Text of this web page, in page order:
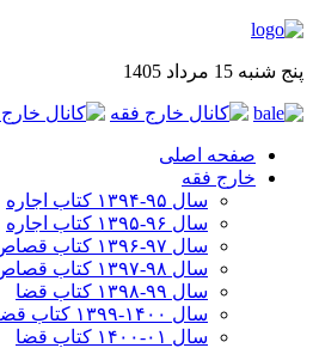
پنج شنبه 15 مرداد 1405
صفحه اصلی
خارج فقه
سال ۹۵-۱۳۹۴ کتاب اجاره
سال ۹۶-۱۳۹۵ کتاب اجاره
سال ۹۷-۱۳۹۶ کتاب قصاص
سال ۹۸-۱۳۹۷ کتاب قصاص
سال ۹۹-۱۳۹۸‍ کتاب قضا
سال ۱۴۰۰-۱۳۹۹ کتاب قضا
سال ۰۱-۱۴۰۰ کتاب قضا